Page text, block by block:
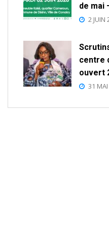
de mai
2 JUIN
centre
ouvert
31